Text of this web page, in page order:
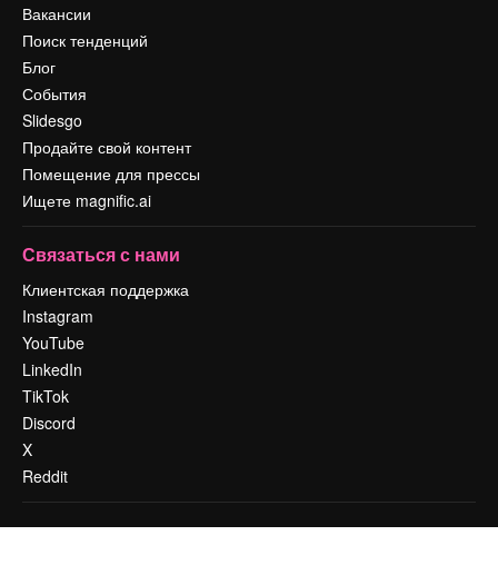
Вакансии
Поиск тенденций
Блог
События
Slidesgo
Продайте свой контент
Помещение для прессы
Ищете magnific.ai
Связаться с нами
Клиентская поддержка
Instagram
YouTube
LinkedIn
TikTok
Discord
X
Reddit